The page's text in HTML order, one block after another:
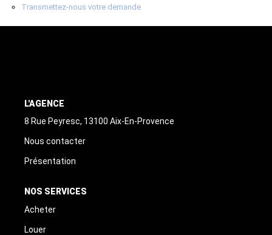
Transmettez-nous votre demande
L'AGENCE
8 Rue Peyresc, 13100 Aix-En-Provence
Nous contacter
Présentation
NOS SERVICES
Acheter
Louer